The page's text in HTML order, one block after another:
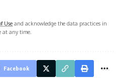
Use and acknowledge the data practices in
at any time.
Facebook